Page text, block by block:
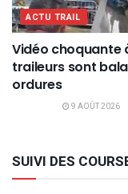
ACTU TRAIL
Vidéo choquante
traileurs sont
ordures
9 AOÛT 2026
SUIVI DES